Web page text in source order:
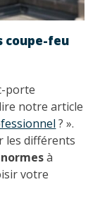
coupe-feu
porte
notre article
? ».
les différents
normesà
votre